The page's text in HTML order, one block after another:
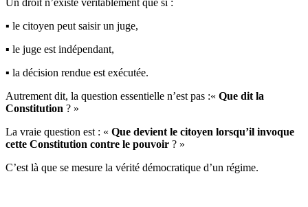
▪️ le citoyen peut saisir un juge,
▪️ le juge est indépendant,
▪️ la décision rendue est exécutée.
Autrement dit, la question essentielle n’est pas :« Que dit la
Constitution ? »
La vraie question est : « Que devient le citoyen lorsqu’il invoque
cette Constitution contre le pouvoir ? »
C’est là que se mesure la vérité démocratique d’un régime.